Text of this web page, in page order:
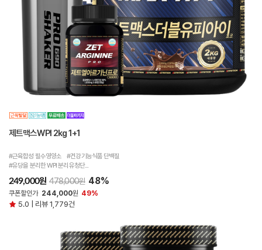
제트맥스WPI 2kg 1+1
#근육합성 필수영양소 #건강기능식품 단백질
#유당을 분리한 WPI 분리유청단...
249,000원 478,000원 48%
쿠폰할인가 244,000원 49%
5.0 | 리뷰 1,779건